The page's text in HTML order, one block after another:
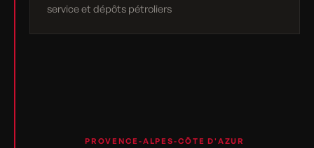
service et dépôts pétroliers
PROVENCE-ALPES-CÔTE D'AZUR